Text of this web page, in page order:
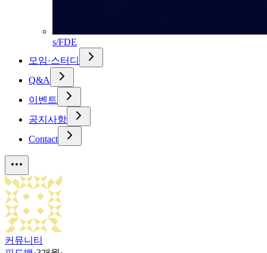
s/FDE
모임·스터디
Q&A
이벤트
공지사항
Contact
커뮤니티